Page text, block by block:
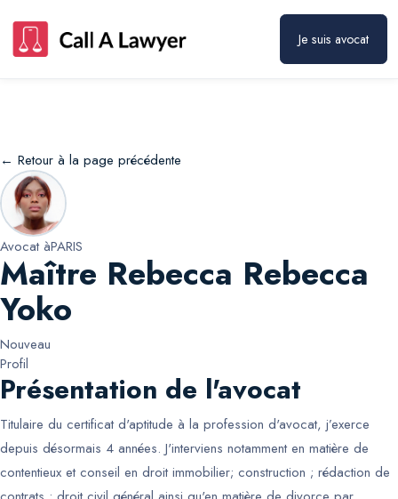
Je suis avocat
← Retour à la page précédente
Avocat àPARIS
Maître Rebecca Rebecca
Yoko
Nouveau
Profil
Présentation de l'avocat
Titulaire du certificat d'aptitude à la profession d'avocat, j’exerce
depuis désormais 4 années. J'interviens notamment en matière de
contentieux et conseil en droit immobilier; construction ; rédaction de